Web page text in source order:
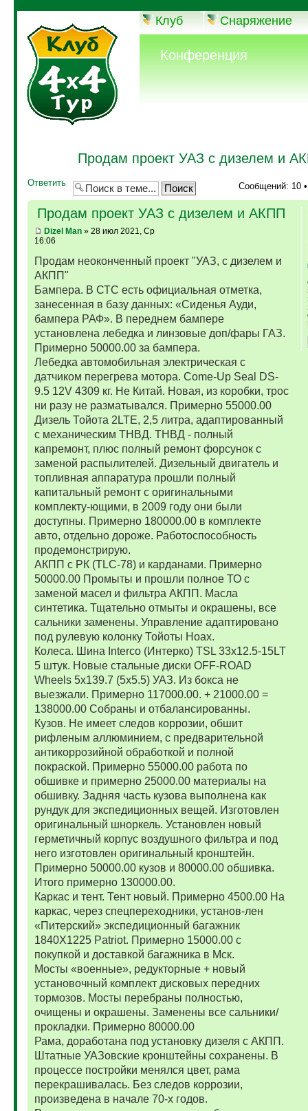
Клуб Снаряжение
Конференция
Продам проект УАЗ с дизелем и
Ответить Сообщений: 10
Продам проект УАЗ с дизелем и АКПП
Dizel Man» 28 июл 2021, Ср
16:06
Продам неоконченный проект "УАЗ, с дизелем и
АКПП"
Бампера. В СТС есть официальная отметка,
занесенная в базу данных: «Сиденья Ауди,
бампера РАФ». В переднем бампере
установлена лебедка и линзовые доп/фары ГАЗ.
Примерно 50000.00 за бампера.
Лебедка автомобильная электрическая с
датчиком перегрева мотора. Come-Up Seal DS-
9.5 12V 4309 кг. Не Китай. Новая, из коробки, трос
ни разу не разматывался. Примерно 55000.00
Дизель Тойота 2LTE, 2,5 литра, адаптированный
с механическим ТНВД. ТНВД - полный
капремонт, плюс полный ремонт форсунок с
заменой распылителей. Дизельный двигатель и
топливная аппаратура прошли полный
капитальный ремонт с оригинальными
комплекту-ющими, в 2009 году они были
доступны. Примерно 180000.00 в комплекте
авто, отдельно дороже. Работоспособность
продемонстрирую.
АКПП с РК (TLC-78) и карданами. Примерно
50000.00 Промыты и прошли полное ТО с
заменой масел и фильтра АКПП. Масла
синтетика. Тщательно отмыты и окрашены, все
сальники заменены. Управление адаптировано
под рулевую колонку Тойоты Ноах.
Колеса. Шина Interco (Интерко) TSL 33x12.5-15LT
5 штук. Новые стальные диски OFF-ROAD
Wheels 5x139.7 (5x5.5) УАЗ. Из бокса не
выезжали. Примерно 117000.00. + 21000.00 =
138000.00 Собраны и отбалансированны.
Кузов. Не имеет следов коррозии, обшит
рифленым аллюминием, с предварительной
антикоррозийной обработкой и полной
покраской. Примерно 55000.00 работа по
обшивке и примерно 25000.00 материалы на
обшивку. Задняя часть кузова выполнена как
рундук для экспедиционных вещей. Изготовлен
оригинальный шноркель. Установлен новый
герметичный корпус воздушного фильтра и под
него изготовлен оригинальный кронштейн.
Примерно 50000.00 кузов и 80000.00 обшивка.
Итого примерно 130000.00.
Каркас и тент. Тент новый. Примерно 4500.00 На
каркас, через спецпереходники, установ-лен
«Питерский» экспедиционный багажник
1840Х1225 Patriot. Примерно 15000.00 с
покупкой и доставкой багажника в Мск.
Мосты «военные», редукторные + новый
установочный комплект дисковых передних
тормозов. Мосты перебраны полностью,
очищены и окрашены. Заменены все сальники/
прокладки. Примерно 80000.00
Рама, доработана под установку дизеля с АКПП.
Штатные УАЗовские кронштейны сохранены. В
процессе постройки менялся цвет, рама
перекрашивалась. Без следов коррозии,
произведена в начале 70-х годов.